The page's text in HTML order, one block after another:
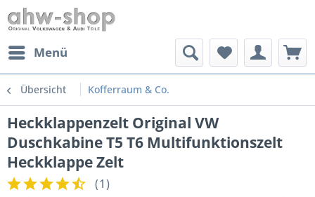
Menü
Übersicht Kofferraum & Co.
Heckklappenzelt Original VW
Duschkabine T5 T6 Multifunktionszelt
Heckklappe Zelt
(1)